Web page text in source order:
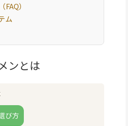
）
ム
ンとは
び方